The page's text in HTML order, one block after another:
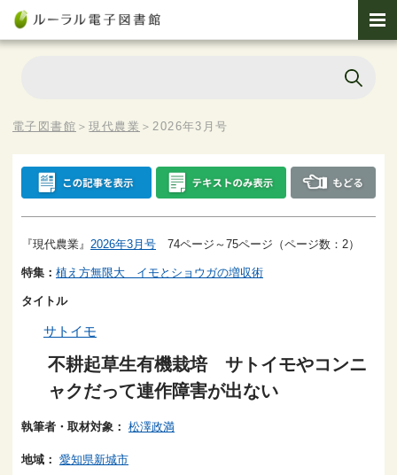
電子図書館 ＞現代農業 ＞2026年3月号
『現代農業』 2026年3月号 74ページ～75ページ（ページ数：2）
特集： 植え方無限大 イモとショウガの増収術
タイトル
サトイモ
不耕起草生有機栽培 サトイモやコンニ
ャクだって連作障害が出ない
執筆者・取材対象： 松澤政満
地域： 愛知県新城市